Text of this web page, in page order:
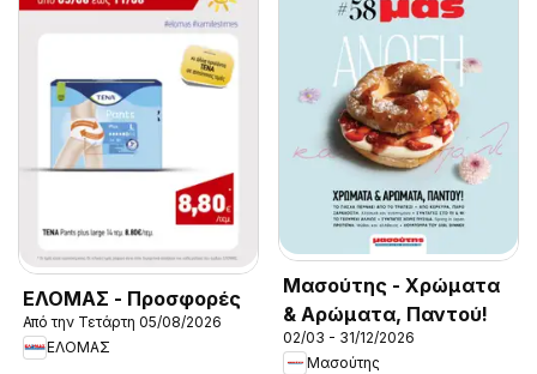
ΕΛΟΜΑΣ - Προσφορές
Από την Τετάρτη 05/08/2026
ΕΛΟΜΑΣ
Μασούτης - Χρώματα
& Αρώματα, Παντού!
02/03 - 31/12/2026
Μασούτης